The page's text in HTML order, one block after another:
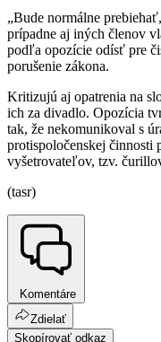
„Bude normálne
prípadne aj iných členov
podľa opozície odísť pre
porušenie zákona.
Kritizujú aj opatrenia na
ich za divadlo. Opozícia
tak, že nekomunikoval s
protispoločenskej činnosti
vyšetrovateľov, tzv.
(tasr)
Komentáre
Zdielať
Skopírovať odkaz